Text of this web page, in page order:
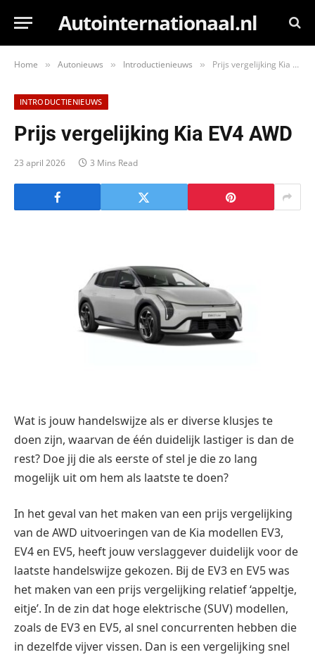
Autointernationaal.nl
Home » Autonieuws » Introductienieuws » Prijs vergelijking Kia EV4 AWD
INTRODUCTIENIEUWS
Prijs vergelijking Kia EV4 AWD
23 april 2026 3 Mins Read
Wat is jouw handelswijze als er diverse klusjes te
doen zijn, waarvan de één duidelijk lastiger is dan de
rest? Doe jij die als eerste of stel je die zo lang
mogelijk uit om hem als laatste te doen?
In het geval van het maken van een prijs vergelijking
van de AWD uitvoeringen van de Kia modellen EV3,
EV4 en EV5, heeft jouw verslaggever duidelijk voor de
laatste handelswijze gekozen. Bij de EV3 en EV5 was
het maken van een prijs vergelijking relatief ‘appeltje,
eitje’. In de zin dat hoge elektrische (SUV) modellen,
zoals de EV3 en EV5, al snel concurrenten hebben die
in dezelfde vijver vissen. Dan is een vergelijking snel